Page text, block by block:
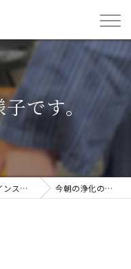
です。
スタグラム 今朝の浄化の様子です。